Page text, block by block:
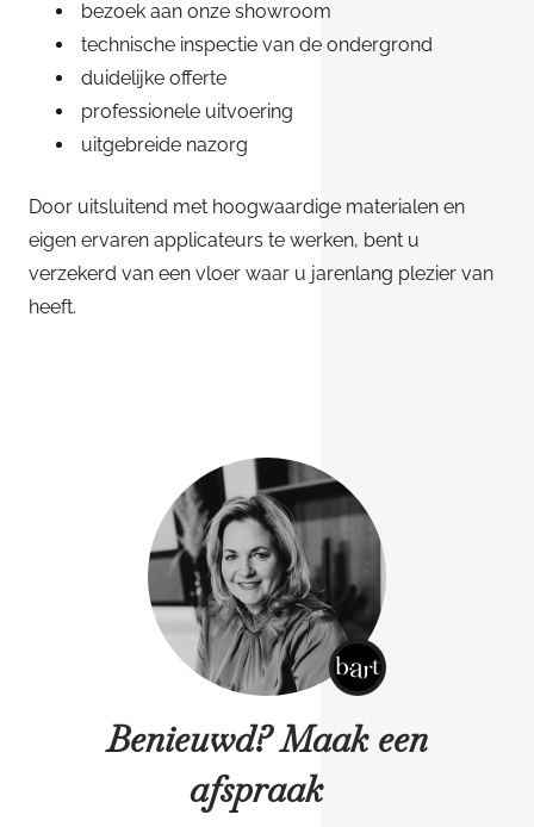
bezoek aan onze showroom
technische inspectie van de ondergrond
duidelijke offerte
professionele uitvoering
uitgebreide nazorg
Door uitsluitend met hoogwaardige materialen en
eigen ervaren applicateurs te werken, bent u
verzekerd van een vloer waar u jarenlang plezier van
heeft.
Benieuwd? Maak een
afspraak